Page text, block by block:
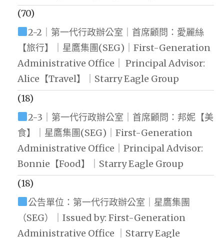
(70)
2-2｜第一代行政辦公室｜首席顧問：愛麗絲
【旅行】｜星鷹集團(SEG)｜First-Generation
Administrative Office｜ Principal Advisor:
Alice【Travel】｜Starry Eagle Group
(18)
2-3｜第一代行政辦公室｜首席顧問：邦妮【美
食】｜星鷹集團(SEG)｜First-Generation
Administrative Office｜Principal Advisor:
Bonnie【Food】｜Starry Eagle Group
(18)
公告單位：第一代行政辦公室｜星鷹集團
（SEG）｜Issued by: First-Generation
Administrative Office ｜Starry Eagle